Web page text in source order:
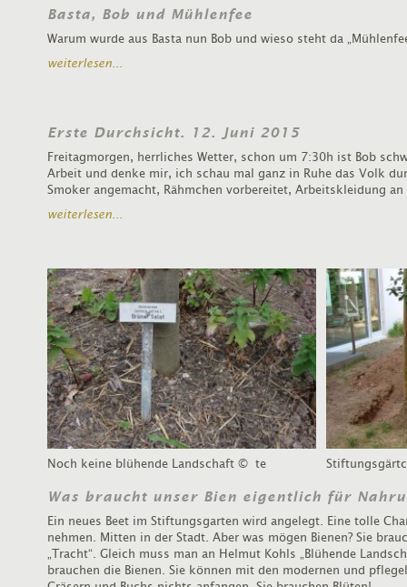
Basta, Bob und Mühlenfee
Warum wurde aus Basta nun Bob und wieso steht da
weiterlesen...
Erste Durchsicht. 12. Juni 2015
Freitagmorgen, herrliches Wetter, schon um 7:30h ist Bob
Arbeit und denke mir, ich schau mal ganz in Ruhe das Volk
Smoker angemacht, Rähmchen vorbereitet, Arbeitskleidung
weiterlesen...
Noch keine blühende Landschaft © te
Was braucht unser Bien eigentlich für
Ein neues Beet im Stiftungsgarten wird angelegt. Eine tolle
nehmen. Mitten in der Stadt. Aber was mögen Bienen? Sie
„Tracht“. Gleich muss man an Helmut Kohls „Blühende
brauchen die Bienen. Sie können mit den modernen und